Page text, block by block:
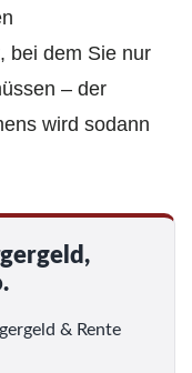
bei dem Sie nur
– der
wird sodann
& Rente